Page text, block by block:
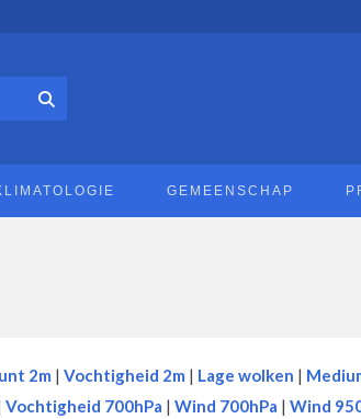
GEMEENSCHAP
2m | Vochtigheid 2m | Lage wolken |
Vochtigheid 700hPa | Wind 700hPa | Wind